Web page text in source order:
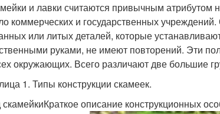
и лавки считаются привычным атрибутом
коммерческих и государственных
или литых деталей, которые
руками, не имеют повторений. Эти
окружающих. Всего различают две большие
1. Типы конструкции скамеек.
описание конструкционных